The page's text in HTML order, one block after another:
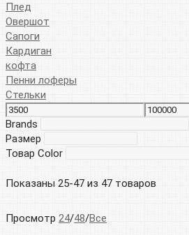
Плед
Овершот
Сапоги
Кардиган
кофта
Пенни лоферы
Стельки
Brands
Размер
Товар Color
Показаны 25-47 из 47 товаров
Просмотр 24/48/Все